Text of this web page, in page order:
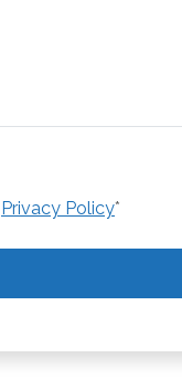
Privacy Policy*